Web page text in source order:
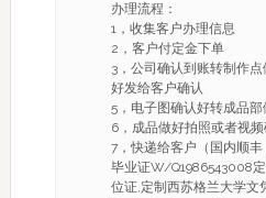
办理流程：
1，收集客户办理信息
2，客户付定金下单
3，公司确认到账转制作
好发给客户确认
5，电子图确认好转成品部
6，成品做好拍照或者视
7，快递给客户（国内顺
毕业证W/Q1986543008
位证,定制西苏格兰大学文